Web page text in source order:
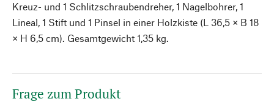
Kreuz- und 1 Schlitzschraubendreher, 1 Nagelbohrer, 1
Lineal, 1 Stift und 1 Pinsel in einer Holzkiste (L 36,5 × B 18
× H 6,5 cm). Gesamtgewicht 1,35 kg.
Frage zum Produkt